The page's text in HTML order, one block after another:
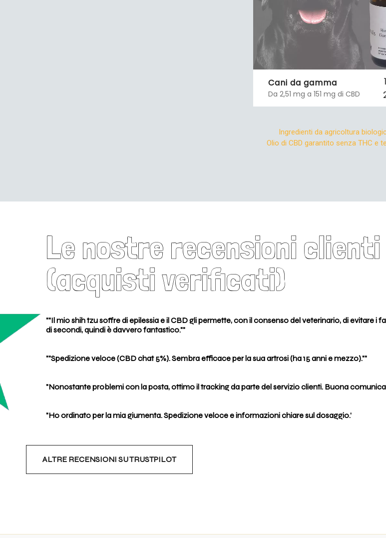
Cani da gamma
Da 2,51 mg a 151 mg di CBD
Ingredienti da agricoltura
Olio di CBD garantito senza THC e
Le nostre recensioni
(acquisti verificati)
""Il mio shih tzu soffre di epilessia e il CBD gli permette, con il consenso del veterinario, di evitare
di secondi, quindi è davvero fantastico.""
""Spedizione veloce (CBD chat 5%). Sembra efficace per la sua artrosi (ha 15 anni e mezzo).""
"Nonostante problemi con la posta, ottimo il tracking da parte del servizio clienti. Buona
"Ho ordinato per la mia giumenta. Spedizione veloce e informazioni chiare sul dosaggio.'
ALTRE RECENSIONI SU TRUSTPILOT